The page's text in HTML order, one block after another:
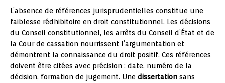
L’absence de références jurisprudentielles constitue une
faiblesse rédhibitoire en droit constitutionnel. Les décisions
du Conseil constitutionnel, les arrêts du Conseil d’État et de
la Cour de cassation nourrissent l’argumentation et
démontrent la connaissance du droit positif. Ces références
doivent être citées avec précision : date, numéro de la
décision, formation de jugement. Une dissertation sans